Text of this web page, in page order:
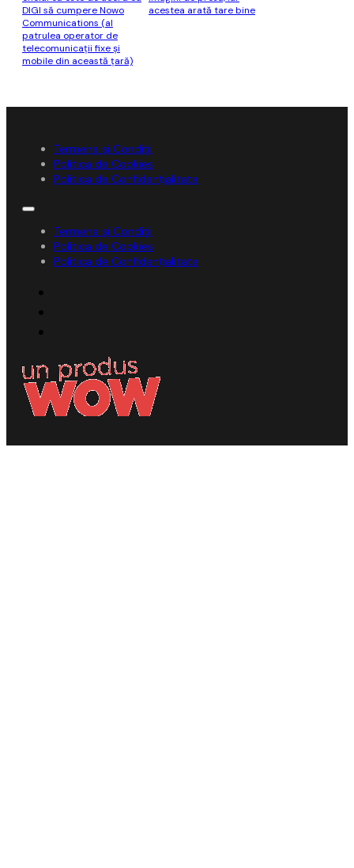
DIGI să cumpere Nowo
Communications (al
patrulea operator de
telecomunicaţii fixe şi
mobile din această ţară)
acestea arată tare bine
Termene și Condiții
Politica de Cookies
Politica de Confidențialitate
Termene și Condiții
Politica de Cookies
Politica de Confidențialitate